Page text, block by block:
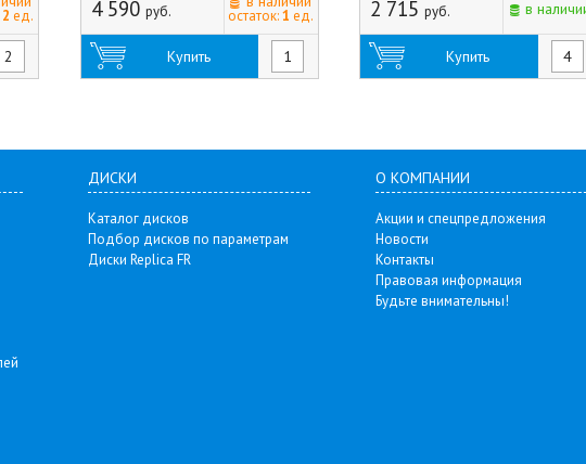
2 ед. 4 590 руб. остаток:1 ед.
Купить
2 715 руб. в
Купить
ДИСКИ
Каталог дисков
Подбор дисков по параметрам
Диски Replica FR
О КОМПАНИИ
Акции и спецпредложения
Новости
Контакты
Правовая информация
Будьте внимательны!